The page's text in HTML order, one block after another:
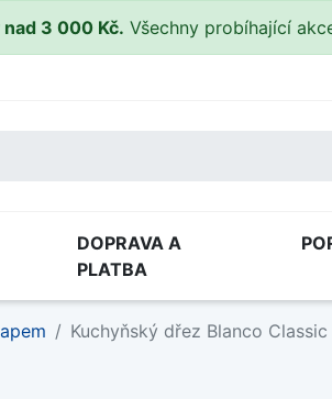
3 000 Kč. Všechny probíhající
DOPRAVA A
PLATBA
Kuchyňský dřez Blanco